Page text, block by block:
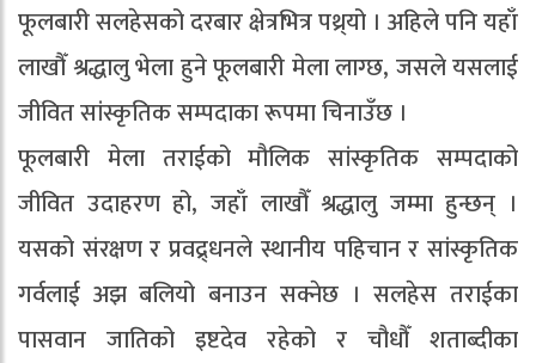
फूलबारी सलहेसको दरबार क्षेत्रभित्र पथ्र्यो । अहिले पनि यहाँ
लाखौँ श्रद्धालु भेला हुने फूलबारी मेला लाग्छ, जसले यसलाई
जीवित सांस्कृतिक सम्पदाका रूपमा चिनाउँछ ।
फूलबारी मेला तराईको मौलिक सांस्कृतिक सम्पदाको
जीवित उदाहरण हो, जहाँ लाखौँ श्रद्धालु जम्मा हुन्छन् ।
यसको संरक्षण र प्रवद्र्धनले स्थानीय पहिचान र सांस्कृतिक
गर्वलाई अझ बलियो बनाउन सक्नेछ । सलहेस तराईका
पासवान जातिको इष्टदेव रहेको र चौधौँ शताब्दीका